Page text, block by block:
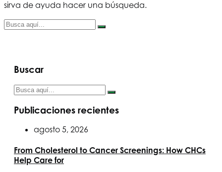
sirva de ayuda hacer una búsqueda.
Buscar
Publicaciones recientes
agosto 5, 2026
From Cholesterol to Cancer Screenings: How CHCs
Help Care for